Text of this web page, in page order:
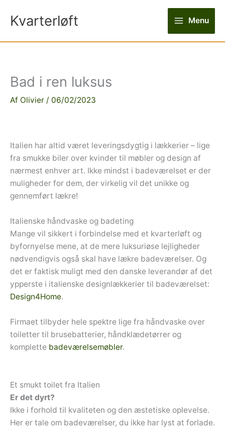
Kvarterløft Menu
Bad i ren luksus
Af Olivier / 06/02/2023
Italien har altid været leveringsdygtig i lækkerier – lige
fra smukke biler over kvinder til møbler og design af
nærmest enhver art. Ikke mindst i badeværelset er der
muligheder for dem, der virkelig vil det unikke og
gennemført lækre!
Italienske håndvaske og badeting
Mange vil sikkert i forbindelse med et kvarterløft og
byfornyelse mene, at de mere luksuriøse lejligheder
nødvendigvis også skal have lækre badeværelser. Og
det er faktisk muligt med den danske leverandør af det
ypperste i italienske designlækkerier til badeværelset:
Design4Home.
Firmaet tilbyder hele spektre lige fra håndvaske over
toiletter til brusebatterier, håndklædetørrer og
komplette badeværelsemøbler.
Et smukt toilet fra Italien
Er det dyrt?
Ikke i forhold til kvaliteten og den æstetiske oplevelse.
Her er tale om badeværelser, du ikke har lyst at forlade.